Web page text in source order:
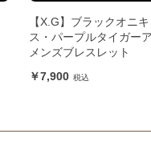
【X.G】ブラックオニキ
ス・パープルタイガー
メンズブレスレット
7,900